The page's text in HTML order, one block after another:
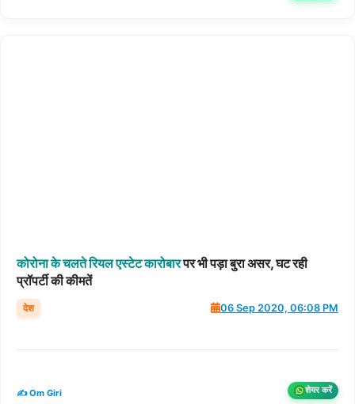
कोरोनाकेचलतेरियलएस्टेटकारोबारपर भी पड़ा बुरा असर, घट रही
प्रॉपर्टी की कीमतें
देश 06 Sep 2020, 06:08 PM
✍️ Om Giri शेयर करें